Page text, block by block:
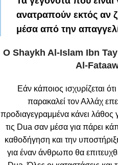
ανατραπούν εκτός αν
μέσα από την
Ο Shaykh Al-Islam Ibn
Al-
Εάν κάποιος ισχυρίζεται
παρακαλεί τον Αλλάχ
προδιαγεγραμμένα κάνει λάθος
τις Dua σαν μέσα για πάρει
καθοδήγηση και την
για έναν άνθρωπο θα